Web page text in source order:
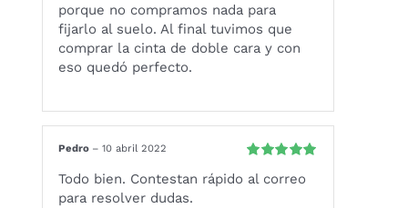
porque no compramos nada para
fijarlo al suelo. Al final tuvimos que
comprar la cinta de doble cara y con
eso quedó perfecto.
con5de 5
Pedro – 10 abril 2022
Todo bien. Contestan rápido al correo
para resolver dudas.